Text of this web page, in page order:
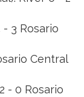
- 3 Rosario
Central
- 0 Rosario